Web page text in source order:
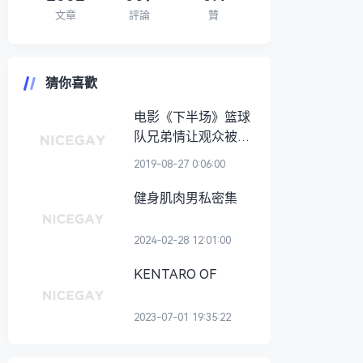
文章 評論 贊
猜你喜歡
电影《下半场》篮球
队兄弟情让观众被秒
圈粉 鲜肉演员幕前
2019-08-27 0:06:00
健身肌肉男私密集
2024-02-28 12:01:00
KENTARO OF
2023-07-01 19:35:22